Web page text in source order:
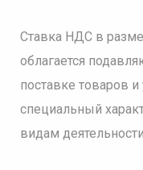
Ставка НДС в
облагается
поставке товаров
специальный
видам